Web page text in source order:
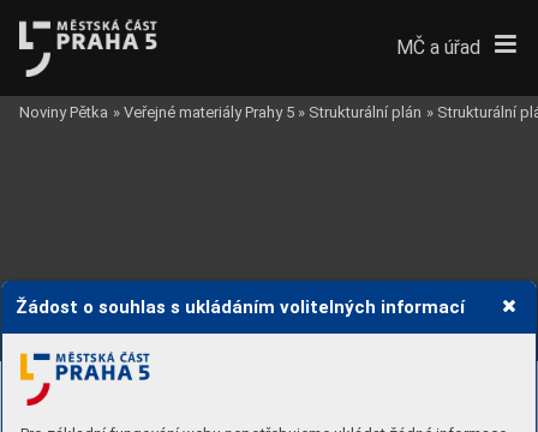
Žádost o souhlas s ukládáním volitelných informací
MČ a úřad
Noviny Pětka » Veřejné materiály Prahy 5 » Strukturální plán » Strukturální